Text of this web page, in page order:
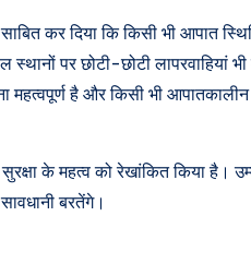
कर दिया कि किसी भी आपात
पर छोटी-छोटी लापरवाहियां
महत्वपूर्ण है और किसी भी
के महत्व को रेखांकित किया है।
बरतेंगे।